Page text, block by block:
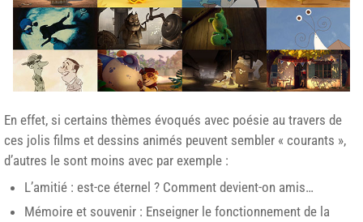
En effet, si certains thèmes évoqués avec poésie au travers de
ces jolis films et dessins animés peuvent sembler « courants »,
d’autres le sont moins avec par exemple :
L’amitié : est-ce éternel ? Comment devient-on amis…
Mémoire et souvenir : Enseigner le fonctionnement de la